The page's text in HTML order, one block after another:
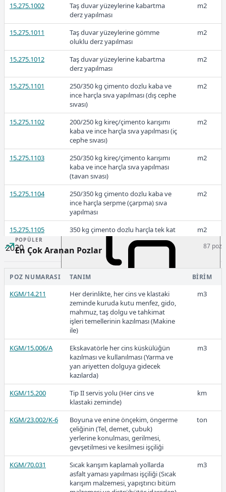
2022-1
78,80
2021
51,23
2020
42,31
2019
36,23
28,48
24,95
15.275.1002
Taş duvar yüzeylerine kabartma
derz yapılması
m2
15.275.1011
Taş duvar yüzeylerine gömme
oluklu derz yapılması
m2
15.275.1012
Taş duvar yüzeylerine kabartma
derz yapılması
m2
15.275.1101
250/350 kg çimento dozlu kaba ve
ince harçla sıva yapılması (dış cephe
sıvası)
m2
15.275.1102
200/250 kg kireç/çimento karışımı
kaba ve ince harçla sıva yapılması (iç
cephe sıvası)
m2
15.275.1103
250/350 kg kireç/çimento karışımı
kaba ve ince harçla sıva yapılması
(tavan sıvası)
m2
15.275.1104
250/350 kg çimento dozlu kaba ve
ince harçla serpme (çarpma) sıva
yapılması
m2
15.275.1105
350 kg çimento dozlu harçla tek kat
ince sıva yapılması
m2
15.275.1106
250 kg çimento dozlu harç ile kaba
sıva yapılması
harç ile kaba sıva yapılması (iç
cephe)
POPÜLER
En Çok Aranan Pozlar 87 poz
POZ NUMARASI TANIM BIRIM
KGM/14.211
Her derinlikte, her cins ve klastaki
zeminde kuruda kutu menfez, gido,
mahmuz, taş dolgu ve tahkimat
işleri temellerinin kazılması (Makine
ile)
m3
KGM/15.006/A
Ekskavatörle her cins küskülüğün
kazılması ve kullanılması (Yarma ve
yan ariyetten dolguya gidecek
kazılarda)
m3
KGM/15.200
Tip II servis yolu (Her cins ve
klastaki zeminde)
km
KGM/23.002/K-6
Boyuna ve enine önçekim, öngerme
çeliğinin (Tel, demet, çubuk)
yerlerine konulması, gerilmesi,
gevşetilmesi ve kesilmesi işçiliği
ton
KGM/70.031
Sıcak karışım kaplamalı yollarda
asfalt yaması yapılması işçiliği (Sıcak
karışım malzemesi, yapıştırıcı bitüm
m3